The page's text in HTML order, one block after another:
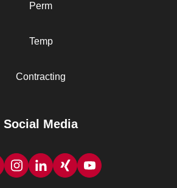
Perm
Temp
Contracting
Social Media